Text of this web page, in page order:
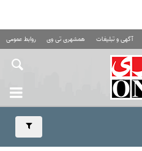
آگهی و تبلیغات همشهری تی وی روابط عمومی